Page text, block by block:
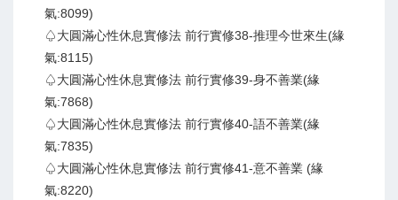
氣:8099)
♤大圓滿心性休息實修法 前行實修38-推理今世來生(緣
氣:8115)
♤大圓滿心性休息實修法 前行實修39-身不善業(緣
氣:7868)
♤大圓滿心性休息實修法 前行實修40-語不善業(緣
氣:7835)
♤大圓滿心性休息實修法 前行實修41-意不善業 (緣
氣:8220)